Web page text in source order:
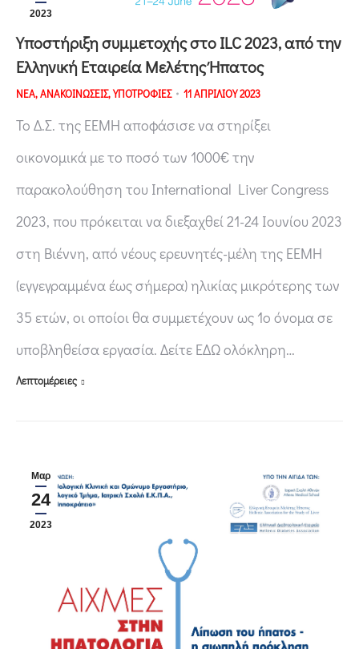
2023
Υποστήριξη συμμετοχής στο ILC 2023, από την
Ελληνική Εταιρεία Μελέτης Ήπατος
ΝΕΑ,ΑΝΑΚΟΙΝΩΣΕΙΣ,ΥΠΟΤΡΟΦΙΕΣ 11 ΑΠΡΙΛΙΟΥ 2023
Το Δ.Σ. της ΕΕΜΗ αποφάσισε να στηρίξει
οικονομικά με το ποσό των 1000€ την
παρακολούθηση του International Liver Congress
2023, που πρόκειται να διεξαχθεί 21-24 Ιουνίου 2023
στη Βιέννη, από νέους ερευνητές-μέλη της ΕΕΜΗ
(εγγεγραμμένα έως σήμερα) ηλικίας μικρότερης των
35 ετών, οι οποίοι θα συμμετέχουν ως 1ο όνομα σε
υποβληθείσα εργασία. Δείτε ΕΔΩ ολόκληρη…
Λεπτομέρειες
Μαρ
24
2023